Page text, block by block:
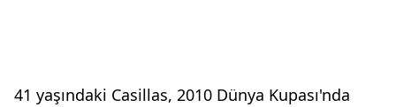
41 yaşındaki Casillas, 2010 Dünya Kupası'nda